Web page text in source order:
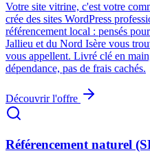
Votre site vitrine, c'est votre
crée des sites WordPress
référencement local : pensés
Jallieu et du Nord Isère vous
vous appellent. Livré clé en
dépendance, pas de frais cachés.
Découvrir l'offre
Référencement naturel